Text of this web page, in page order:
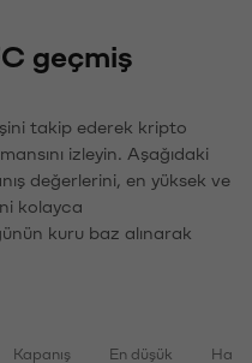
geçmiş
takip ederek kripto
izleyin. Aşağıdaki
değerlerini, en yüksek ve
kolayca
kuru baz alınarak
Kapanış En düşük